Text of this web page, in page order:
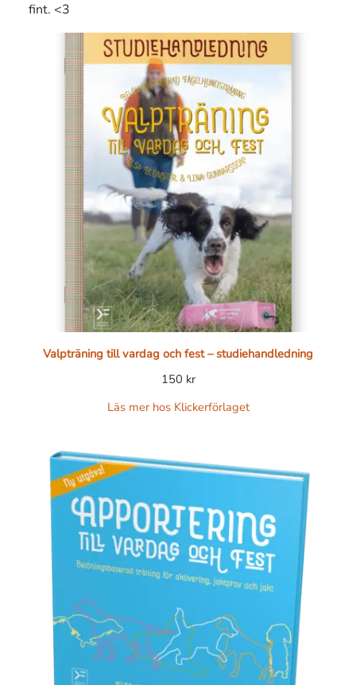
fint. <3
Valpträning till vardag och fest – studiehandledning
150 kr
Läs mer hos Klickerförlaget